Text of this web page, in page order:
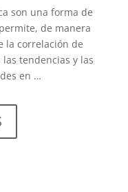
son una forma de
de manera
la correlación de
tendencias y las
en …